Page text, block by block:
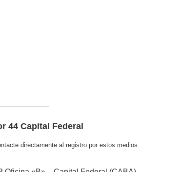
44 Capital Federal
directamente al registro por estos medios.